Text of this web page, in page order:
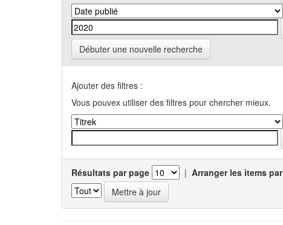
Débuter une nouvelle recherche
Ajouter des filtres :
Vous pouvex utiliser des filtres pour chercher mieux.
Résultats par page | Arranger les items par